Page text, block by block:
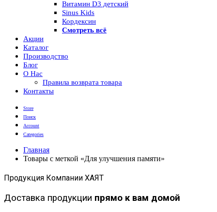
Витамин D3 детский
Sinus Kids
Кордексин
Смотреть всё
Акции
Каталог
Производство
Блог
О Нас
Правила возврата товара
Контакты
Store
Поиск
Account
Categories
Главная
Товары с меткой «Для улучшения памяти»
Продукция Компании ХАЯТ
Доставка продукции прямо к вам домой